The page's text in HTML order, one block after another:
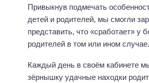
Привыкнув подмечать
детей и родителей, мы смогли
представить, что «сработает» у
родителей в том или ином случае.
Каждый день в своём кабинете
зёрнышку удачные находки